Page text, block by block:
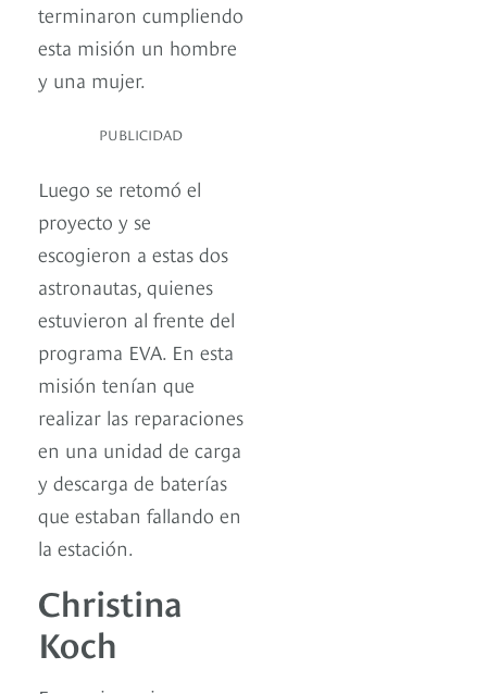
terminaron cumpliendo
esta misión un hombre
y una mujer.
PUBLICIDAD
Luego se retomó el
proyecto y se
escogieron a estas dos
astronautas, quienes
estuvieron al frente del
programa EVA. En esta
misión tenían que
realizar las reparaciones
en una unidad de carga
y descarga de baterías
que estaban fallando en
la estación.
Christina
Koch